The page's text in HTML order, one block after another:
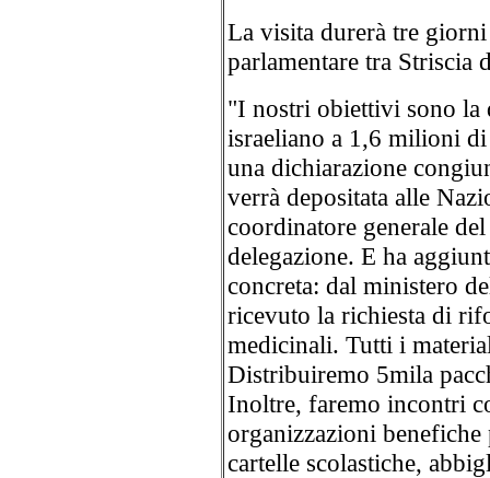
La visita durerà tre giorni
parlamentare tra Striscia
"I nostri obiettivi sono la
israeliano a 1,6 milioni
una dichiarazione
verrà depositata alle
coordinatore generale
delegazione. E ha
concreta: dal ministero
ricevuto la richiesta di
medicinali. Tutti i
Distribuiremo 5mila
Inoltre, faremo incontri
organizzazioni
cartelle scolastiche,